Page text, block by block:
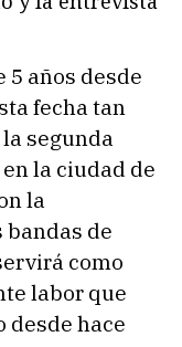
5 años desde
fecha tan
segunda
la ciudad de
la
de
como
labor que
desde hace